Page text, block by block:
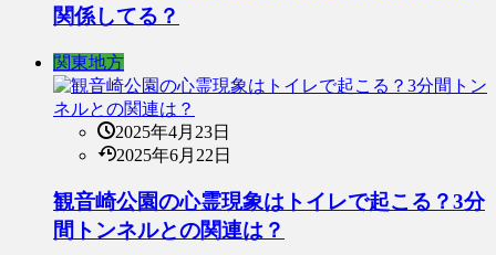
関係してる？
関東地方
2025年4月23日
2025年6月22日
観音崎公園の心霊現象はトイレで起こる？3分
間トンネルとの関連は？